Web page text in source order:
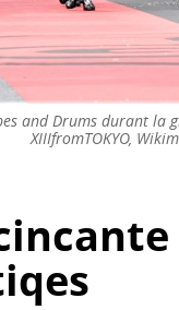
and Drums durant la
XIIIfromTOKYO,